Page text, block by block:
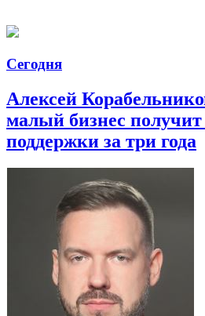
Сегодня
Алексей
малый бизнес
поддержки за три года